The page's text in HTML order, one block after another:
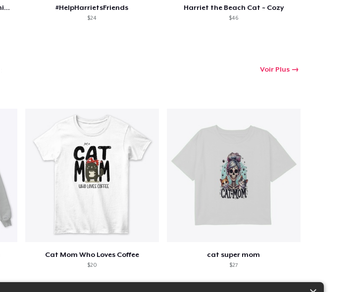
Harriet the Beach Cat ~ Cozy (white) #HelpHarrietsFriends
$24
Harriet the Beach Cat ~ Cozy
$46
Voir Plus
Cat Mom Who Loves Coffee
$20
cat super mom
$27